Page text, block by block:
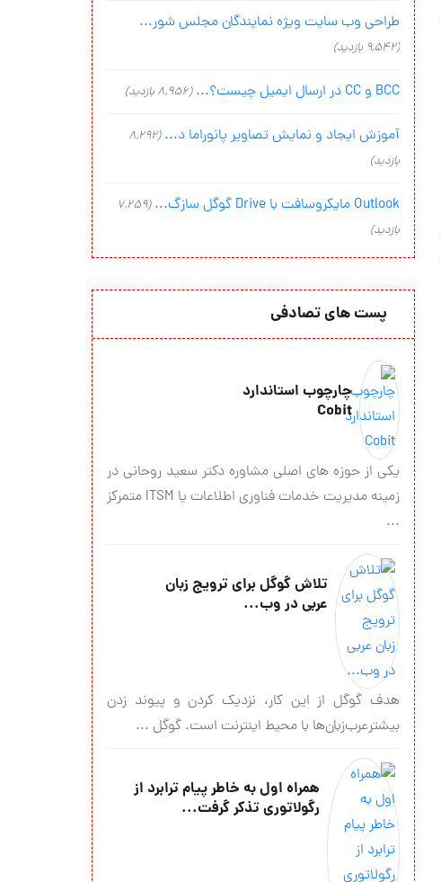
طراحی وب سایت ویژه نمایندگان مجلس شور...
(9,542 بازدید)
BCC و CC در ارسال ایمیل چیست؟... (8,956 بازدید)
آموزش ایجاد و نمایش تصاویر پانوراما د... (8,292
بازدید)
Outlook مایکروسافت با Drive گوگل سازگ...
(7,259
بازدید)
پست های تصادفی
چارچوب استاندارد
Cobit
یکی از حوزه های اصلی مشاوره دکتر سعید روحانی در
زمینه مدیریت خدمات فناوری اطلاعات یا ITSM متمرکز
...
تلاش گوگل برای ترویج زبان
عربی در وب...
هدف گوگل از این کار، نزدیک کردن و پیوند زدن
بیشترعرب‌زبان‌ها با محیط اینترنت است. گوگل ...
همراه اول به خاطر پیام ترابرد از
رگولاتوری تذکر گرفت...